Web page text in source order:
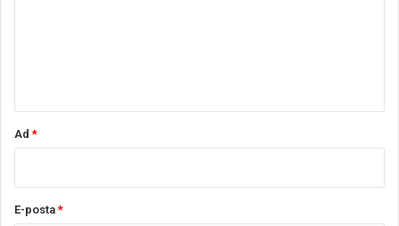
Ad*
E-posta*